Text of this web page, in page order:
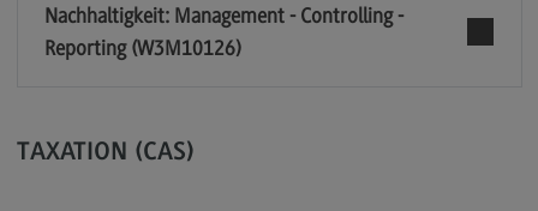
Nachhaltigkeit: Management - Controlling -
Reporting (W3M10126)
TAXATION (CAS)